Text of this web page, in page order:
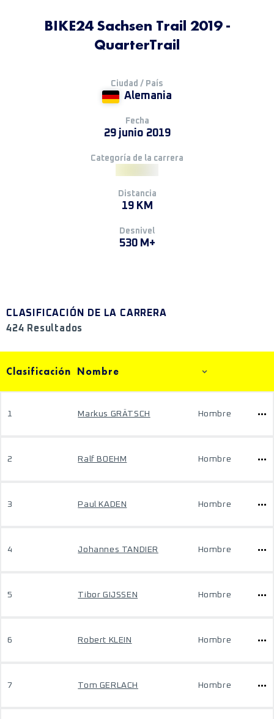
BIKE24 Sachsen Trail 2019 -
QuarterTrail
Ciudad / País
Alemania
Fecha
29 junio 2019
Categoría de la carrera
Distancia
19 KM
Desnivel
530 M+
CLASIFICACIÓN DE LA CARRERA
424 Resultados
Clasificación Nombre
1 Markus GRÄTSCH Hombre
2 Ralf BOEHM Hombre
3 Paul KADEN Hombre
4 Johannes TANDIER Hombre
5 Tibor GIJSSEN Hombre
6 Robert KLEIN Hombre
7 Tom GERLACH Hombre